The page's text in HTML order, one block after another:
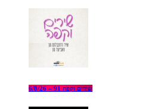
שירים וקפה 91 – 6/8/26